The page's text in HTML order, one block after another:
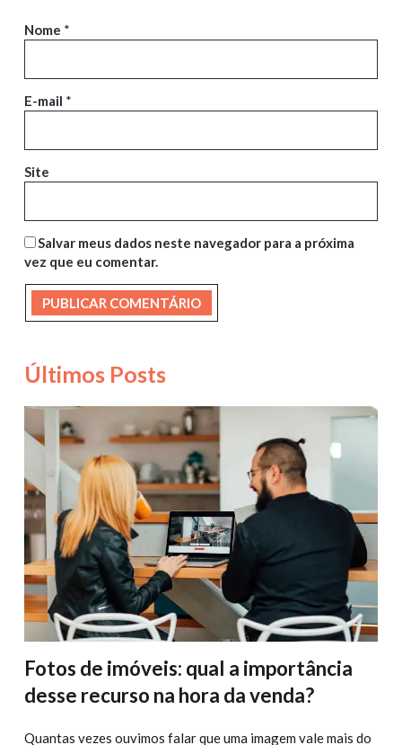
Nome *
E-mail *
Site
Salvar meus dados neste navegador para a próxima
vez que eu comentar.
Últimos Posts
Fotos de imóveis: qual a importância
desse recurso na hora da venda?
Quantas vezes ouvimos falar que uma imagem vale mais do